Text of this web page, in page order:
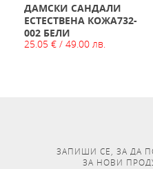
ДАМСКИ САНДАЛИ
ЕСТЕСТВЕНА КОЖА732-
002 БЕЛИ
25.05 € / 49.00 лв.
ЗАПИШИ СЕ, ЗА ДА
ЗА НОВИ